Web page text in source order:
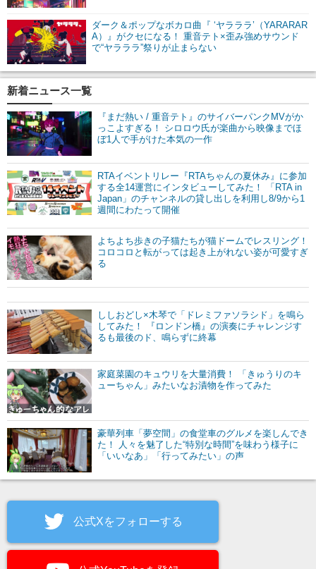
ダーク＆ポップなボカロ曲『 ‘ヤラララ’（YARARAR
A）』がクセになる！ 重音テト×歪み強めサウンド
で“ヤラララ”祭りが止まらない
新着ニュース一覧
『まだ熱い / 重音テト』のサイバーパンクMVがか
っこよすぎる！ シロロウ氏が楽曲から映像までほ
ぼ1人で手がけた本気の一作
RTAイベントリレー『RTAちゃんの夏休み』に参加
する全14運営にインタビューしてみた！ 「RTA in
Japan」のチャンネルの貸し出しを利用し8/9から1
週間にわたって開催
よちよち歩きの子猫たちが猫ドームでレスリング！
コロコロと転がっては起き上がれない姿が可愛すぎ
る
ししおどし×木琴で「ドレミファソラシド」を鳴ら
してみた！ 『ロンドン橋』の演奏にチャレンジす
るも最後のド、鳴らずに終幕
家庭菜園のキュウリを大量消費！ 「きゅうりのキ
ューちゃん」みたいなお漬物を作ってみた
豪華列車「夢空間」の食堂車のグルメを楽しんでき
た！ 人々を魅了した“特別な時間”を味わう様子に
「いいなあ」「行ってみたい」の声
公式Xをフォローする